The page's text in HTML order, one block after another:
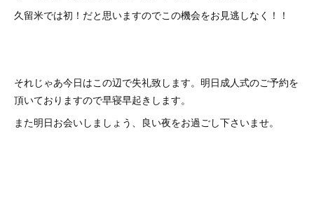
久留米では初！だと思いますのでこの機会をお見逃しなく！！
それじゃあ今日はこの辺で失礼致します。明日成人式のご予約を
頂いておりますので早寝早起きします。
また明日お会いしましょう、良い夜をお過ごし下さいませ。